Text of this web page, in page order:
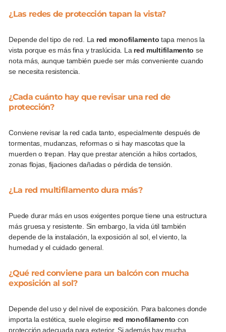
¿Las redes de protección tapan la vista?
Depende del tipo de red. La red monofilamento tapa menos la
vista porque es más fina y traslúcida. La red multifilamento se
nota más, aunque también puede ser más conveniente cuando
se necesita resistencia.
¿Cada cuánto hay que revisar una red de
protección?
Conviene revisar la red cada tanto, especialmente después de
tormentas, mudanzas, reformas o si hay mascotas que la
muerden o trepan. Hay que prestar atención a hilos cortados,
zonas flojas, fijaciones dañadas o pérdida de tensión.
¿La red multifilamento dura más?
Puede durar más en usos exigentes porque tiene una estructura
más gruesa y resistente. Sin embargo, la vida útil también
depende de la instalación, la exposición al sol, el viento, la
humedad y el cuidado general.
¿Qué red conviene para un balcón con mucha
exposición al sol?
Depende del uso y del nivel de exposición. Para balcones donde
importa la estética, suele elegirse red monofilamento con
protección adecuada para exterior. Si además hay mucha